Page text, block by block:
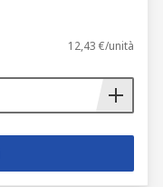
12,43 €/unità